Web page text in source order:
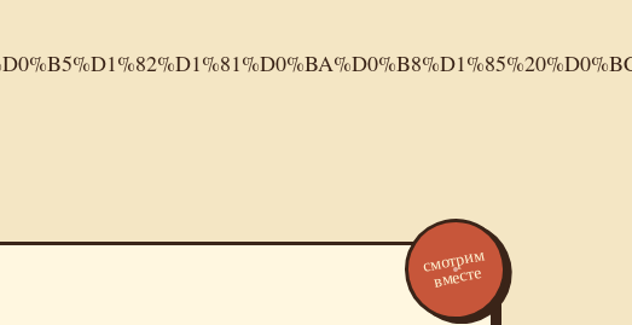
смотрим
вместе